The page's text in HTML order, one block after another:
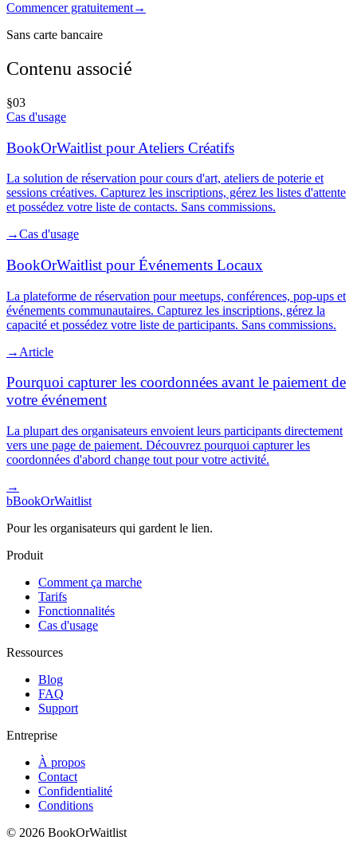
Commencer gratuitement→
Sans carte bancaire
Contenu associé
§03
Cas d'usage
BookOrWaitlist pour Ateliers Créatifs
La solution de réservation pour cours d'art, ateliers de poterie et
sessions créatives. Capturez les inscriptions, gérez les listes d'attente
et possédez votre liste de contacts. Sans commissions.
→Cas d'usage
BookOrWaitlist pour Événements Locaux
La plateforme de réservation pour meetups, conférences, pop-ups et
événements communautaires. Capturez les inscriptions, gérez la
capacité et possédez votre liste de participants. Sans commissions.
→ Article
Pourquoi capturer les coordonnées avant le paiement de
votre événement
La plupart des organisateurs envoient leurs participants directement
vers une page de paiement. Découvrez pourquoi capturer les
coordonnées d'abord change tout pour votre activité.
→
bBookOrWaitlist
Pour les organisateurs qui gardent le lien.
Produit
Comment ça marche
Tarifs
Fonctionnalités
Cas d'usage
Ressources
Blog
FAQ
Support
Entreprise
À propos
Contact
Confidentialité
Conditions
© 2026 BookOrWaitlist